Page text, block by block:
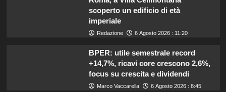
scoperto un edificio di età
imperiale
Redazione 6 Agosto 2026 : 11:20
BPER: utile semestrale record
+14,7%, ricavi core crescono 2,6%,
focus su crescita e dividendi
Marco Vaccarella 6 Agosto 2026 : 8:45